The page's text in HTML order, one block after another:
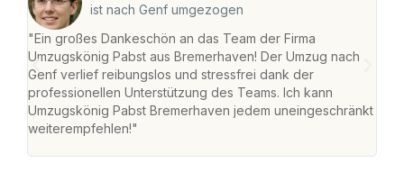
ist nach Genf umgezogen
"Ein großes Dankeschön an das Team der Firma
Umzugskönig Pabst aus Bremerhaven! Der Umzug nach
Genf verlief reibungslos und stressfrei dank der
professionellen Unterstützung des Teams. Ich kann
Umzugskönig Pabst Bremerhaven jedem uneingeschränkt
weiterempfehlen!"